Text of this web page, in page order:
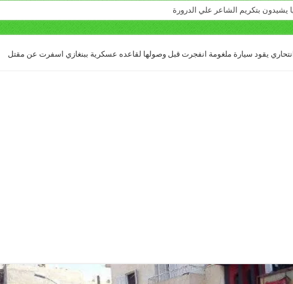
انتحاري يقود سيارة ملغومة انفجرت قبل وصولها لقاعده عسكرية ببنغازي اسفرت عن مقتل